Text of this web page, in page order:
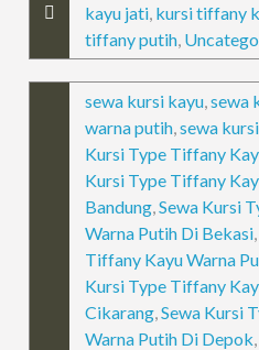
kayu jati kursi tiffany
tiffany putih
sewa kursi kayu ,sewa
warna putih ,sewa
Kursi Type Tiffany
Kursi Type Tiffany
Bandung ,Sewa Kursi
Warna Putih Di Bekasi
Tiffany Kayu Warna
Kursi Type Tiffany
Cikarang ,Sewa Kursi
Warna Putih Di Depok